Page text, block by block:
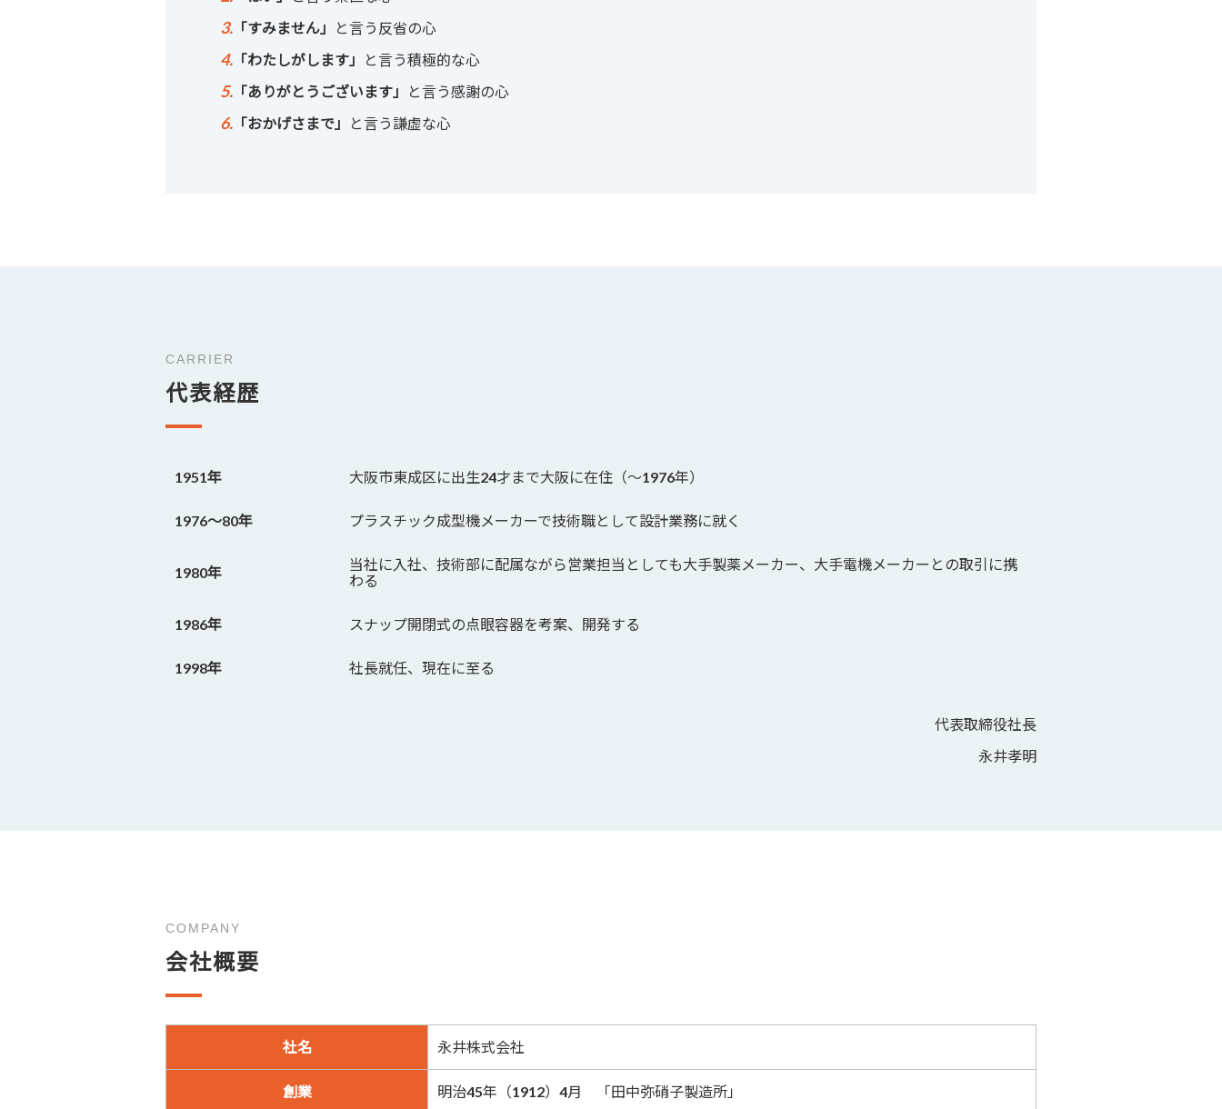
3. 「すみません」 と言う反省の心
4. 「わたしがします」 と言う積極的な心
5. 「ありがとうございます」 と言う感謝の心
6. 「おかげさまで」 と言う謙虚な心
CARRIER
代表経歴
1951年 大阪市東成区に出生24才まで大阪に在住（～1976年）
1976～80年 プラスチック成型機メーカーで技術職として設計業務に就く
1980年
当社に入社、技術部に配属ながら営業担当としても大手製薬メーカー、大手電機メーカーとの取引に携
わる
1986年 スナップ開閉式の点眼容器を考案、開発する
1998年 社長就任、現在に至る
代表取締役社長
永井孝明
COMPANY
会社概要
社名 永井株式会社
創業 明治45年（1912）4月 「田中弥硝子製造所」